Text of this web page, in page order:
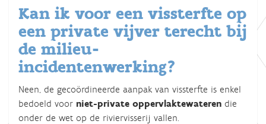
Kan ik voor een vissterfte op
een private vijver terecht bij
de milieu-
incidentenwerking?
Neen, de gecoördineerde aanpak van vissterfte is enkel
bedoeld voor niet-private oppervlaktewateren die
onder de wet op de riviervisserij vallen.